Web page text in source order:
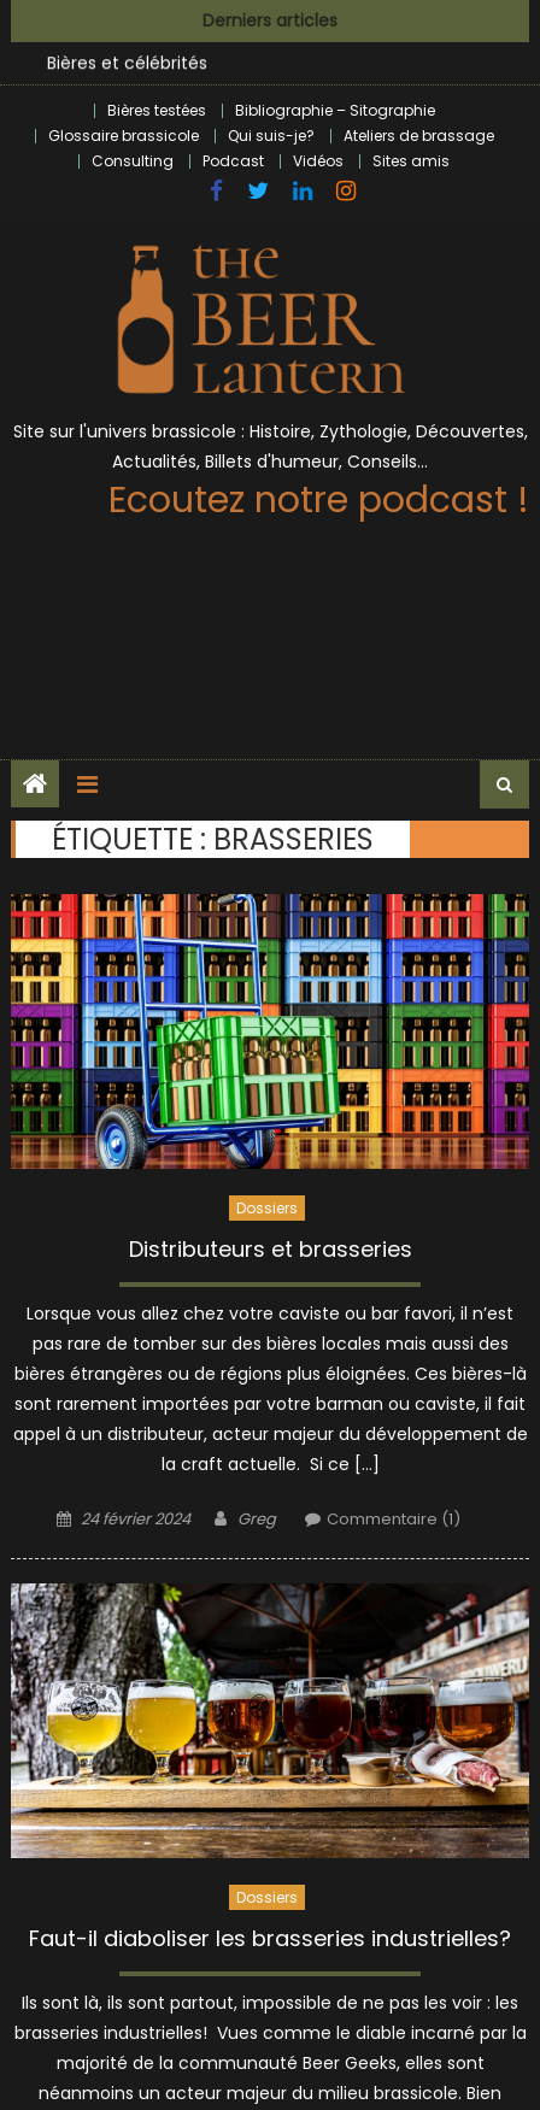
to
content
Derniers articles
BrewDog racheté par Tilray pour une bouchée de pain ?
Bières et célébrités
L’écosysteme brassicole en introspection
Zoumaï : pionnier de la révolution craft à Marseille
L’intelligence artificielle dans le milieu brassicole
BrewDog racheté par Tilray pour une bouchée de pain ?
Bières testées
Bibliographie – Sitographie
Glossaire brassicole
Qui suis-je?
Ateliers de brassage
Consulting
Podcast Vidéos Sites amis
Site sur l'univers brassicole : Histoire, Zythologie, Découvertes,
Actualités, Billets d'humeur, Conseils…
Ecoutez notre podcast !
ÉTIQUETTE : BRASSERIES
Dossiers
Distributeurs et brasseries
Lorsque vous allez chez votre caviste ou bar favori, il n’est
pas rare de tomber sur des bières locales mais aussi des
bières étrangères ou de régions plus éloignées. Ces bières-là
sont rarement importées par votre barman ou caviste, il fait
appel à un distributeur, acteur majeur du développement de
la craft actuelle. Si ce […]
Posted
24 février 2024 Author
Greg Commentaire (1)
Dossiers
Faut-il diaboliser les brasseries industrielles?
Ils sont là, ils sont partout, impossible de ne pas les voir : les
brasseries industrielles! Vues comme le diable incarné par la
majorité de la communauté Beer Geeks, elles sont
néanmoins un acteur majeur du milieu brassicole. Bien